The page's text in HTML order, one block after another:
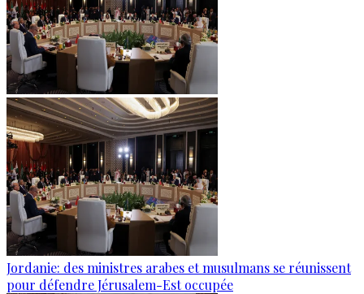
Jordanie: des ministres arabes et musulmans se réunissent
pour défendre Jérusalem-Est occupée